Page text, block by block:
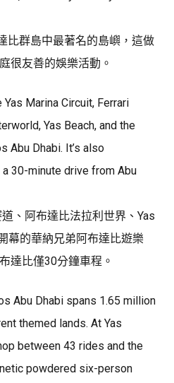
比群島中最著名的島嶼，這做
很友善的娛樂活動。
Marina Circuit, Ferrari
Yas Beach, and the
Abu Dhabi. It’s also
30-minute drive from Abu
、阿布達比法拉利世界、Yas
幕的華納兄弟阿布達比遊樂
達比僅30分鐘車程。
Abu Dhabi spans 1.65 million
themed lands. At Yas
between 43 rides and the
powdered six-person